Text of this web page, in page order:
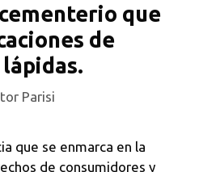
que
de
Parisi
que se enmarca en la
de consumidores y